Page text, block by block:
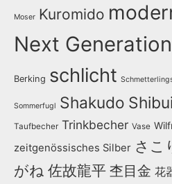
Moser Kuromido
Next Generation
Berking schlicht
Sommerfugl Shakudo
Taufbecher Trinkbecher Vase
zeitgenössisches Silber さこ
がね 佐故龍平 杢目金 花